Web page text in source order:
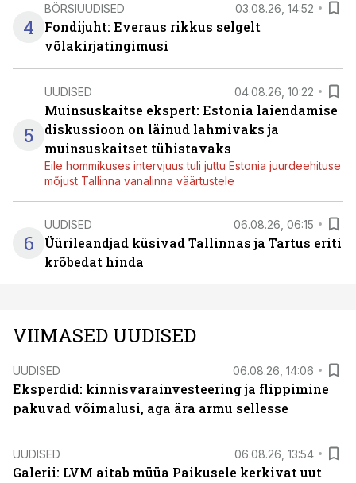
4
BÖRSIUUDISED 03.08.26, 14:52
Fondijuht: Everaus rikkus selgelt
võlakirjatingimusi
5
UUDISED 04.08.26, 10:22
Muinsuskaitse ekspert: Estonia laiendamise
diskussioon on läinud lahmivaks ja
muinsuskaitset tühistavaks
Eile hommikuses intervjuus tuli juttu Estonia juurdeehituse
mõjust Tallinna vanalinna väärtustele
6
UUDISED 06.08.26, 06:15
Üürileandjad küsivad Tallinnas ja Tartus eriti
krõbedat hinda
VIIMASED UUDISED
UUDISED 06.08.26, 14:06
Eksperdid: kinnisvarainvesteering ja flippimine
pakuvad võimalusi, aga ära armu sellesse
UUDISED 06.08.26, 13:54
Galerii: LVM aitab müüa Paikusele kerkivat uut